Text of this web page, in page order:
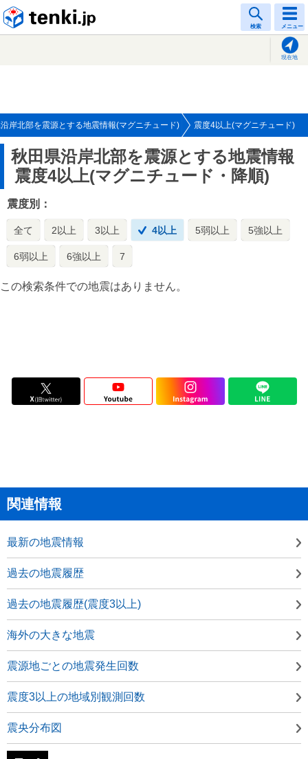
検索 メニュー
現在地
岸北部を震源とする地震情報(マグニチュード) 震度4以上(マグニチュード)
秋田県沿岸北部を震源とする地震情報
震度4以上(マグニチュード・降順)
震度別：
全て 2以上 3以上 4以上 5弱以上 5強以上
6弱以上 6強以上 7
この検索条件での地震はありません。
関連情報
最新の地震情報
過去の地震履歴
過去の地震履歴(震度3以上)
海外の大きな地震
震源地ごとの地震発生回数
震度3以上の地域別観測回数
震央分布図